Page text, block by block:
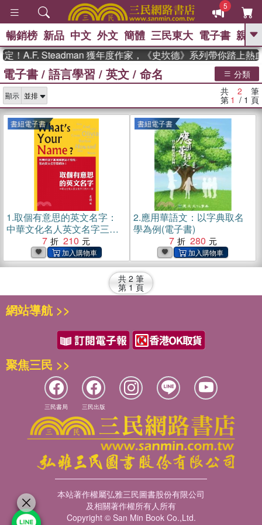
5
GO
熱搜： 東野圭吾 高希均教授回憶錄
、 The Odyssey 、 父親節 、 如果歷
國際布克
獎 臺灣漫遊錄 、 方念華 、 台灣的李
登輝時代 、 數學女孩：黎曼猜想
偉大的迷走神經
暢銷榜 新品 中文 外文 簡體 三民東大 電子書 親子
！A.F. Steadman 獲年度作家，《史坎德》系列帶你踏上熱
電子書 / 語言學習 / 英文 / 命名 分類
顯示 共 2 筆
第 1 / 1 頁
書紐電子書
1.取個有意思的英文名字：
中華文化名人英文名字三百
六十家(電子書)
7 210
書紐電子書
2.應用華語文：以字典取名
學為例(電子書)
7
280
共 2 筆
第 1 頁
網站導航 >>
聚焦三民 >>
三民書局 三民出版
本站著作權屬弘雅三民圖書股份有限公司
及相關著作權所有人所有
Copyright © San Min Book Co.,Ltd.